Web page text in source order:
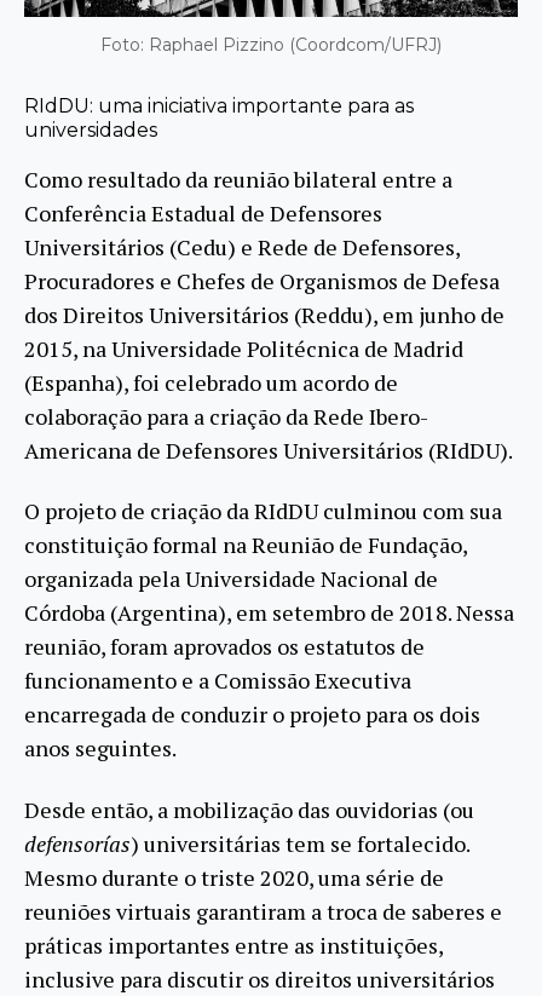
Foto: Raphael Pizzino (Coordcom/UFRJ)
RIdDU: uma iniciativa importante para as
universidades
Como resultado da reunião bilateral entre a
Conferência Estadual de Defensores
Universitários (Cedu) e Rede de Defensores,
Procuradores e Chefes de Organismos de Defesa
dos Direitos Universitários (Reddu), em junho de
2015, na Universidade Politécnica de Madrid
(Espanha), foi celebrado um acordo de
colaboração para a criação da Rede Ibero-
Americana de Defensores Universitários (RIdDU).
O projeto de criação da RIdDU culminou com sua
constituição formal na Reunião de Fundação,
organizada pela Universidade Nacional de
Córdoba (Argentina), em setembro de 2018. Nessa
reunião, foram aprovados os estatutos de
funcionamento e a Comissão Executiva
encarregada de conduzir o projeto para os dois
anos seguintes.
Desde então, a mobilização das ouvidorias (ou
defensorías) universitárias tem se fortalecido.
Mesmo durante o triste 2020, uma série de
reuniões virtuais garantiram a troca de saberes e
práticas importantes entre as instituições,
inclusive para discutir os direitos universitários